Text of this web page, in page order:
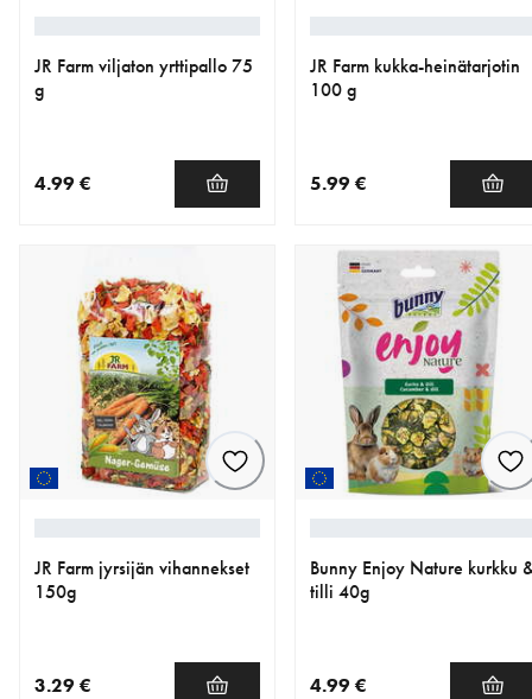
JR Farm viljaton yrttipallo 75
g
4.99 €
JR Farm kukka-heinätarjotin
100 g
5.99 €
JR Farm jyrsijän vihannekset
150g
3.29 €
Bunny Enjoy Nature kurkku
tilli 40g
4.99 €